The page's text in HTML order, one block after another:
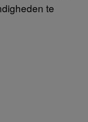
te